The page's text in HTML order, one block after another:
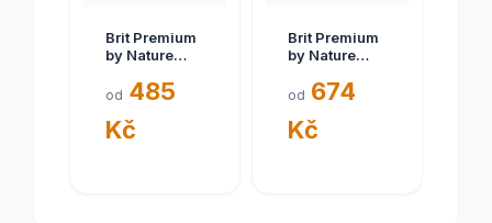
Brit Premium
by Nature
kg
od 485
Kč
Brit Premium
by Nature
od 674
Kč